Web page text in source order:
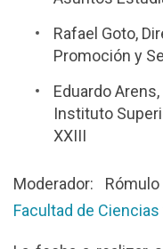
Rafael Goto,
Promoción y
Eduardo
Instituto
XXIII
Moderador:
Facultad de